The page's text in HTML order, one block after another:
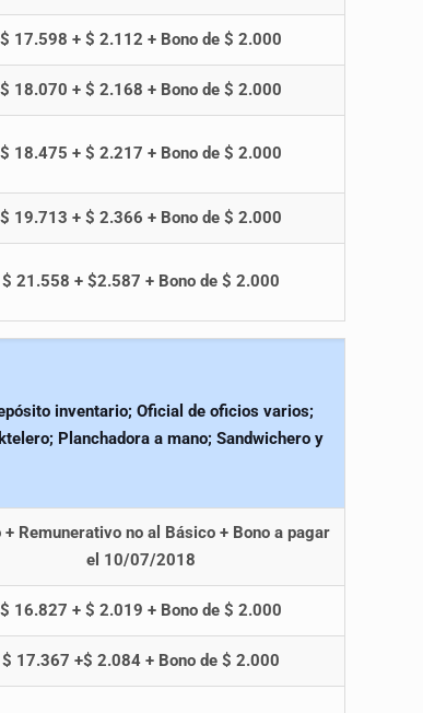
$ 17.598 + $ 2.112 + Bono de $ 2.000
$ 18.070 + $ 2.168 + Bono de $ 2.000
$ 18.475 + $ 2.217 + Bono de $ 2.000
$ 19.713 + $ 2.366 + Bono de $ 2.000
$ 21.558 + $2.587 + Bono de $ 2.000
inventario; Oficial de oficios varios;
Planchadora a mano; Sandwichero y
+ Remunerativo no al Básico + Bono a pagar
el 10/07/2018
$ 16.827 + $ 2.019 + Bono de $ 2.000
$ 17.367 +$ 2.084 + Bono de $ 2.000